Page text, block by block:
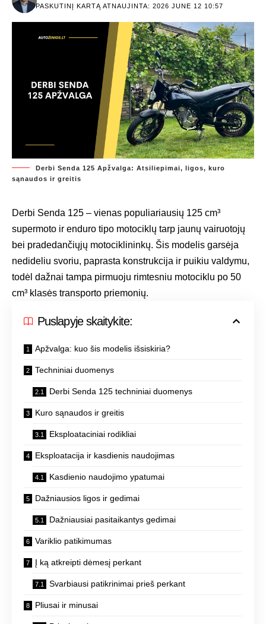
PASKUTINĮ KARTĄ ATNAUJINTA: 2026 JUNE 12 10:57
Derbi Senda 125 Apžvalga: Atsiliepimai, ligos, kuro
sąnaudos ir greitis
Derbi Senda 125 – vienas populiariausių 125 cm³
supermoto ir enduro tipo motociklų tarp jaunų vairuotojų
bei pradedančiųjų motociklininkų. Šis modelis garsėja
nedideliu svoriu, paprasta konstrukcija ir puikiu valdymu,
todėl dažnai tampa pirmuoju rimtesniu motociklu po 50
cm³ klasės transporto priemonių.
Puslapyje skaitykite:
Apžvalga: kuo šis modelis išsiskiria?
Techniniai duomenys
Derbi Senda 125 techniniai duomenys
Kuro sąnaudos ir greitis
Eksploataciniai rodikliai
Eksploatacija ir kasdienis naudojimas
Kasdienio naudojimo ypatumai
Dažniausios ligos ir gedimai
Dažniausiai pasitaikantys gedimai
Variklio patikimumas
Į ką atkreipti dėmesį perkant
Svarbiausi patikrinimai prieš perkant
Pliusai ir minusai